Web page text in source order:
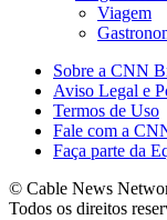
Viagem
Sobre a CNN
Aviso Legal e
Termos de Uso
Fale com a
Faça parte da
© Cable News
Todos os direitos